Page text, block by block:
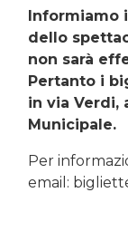
Informiamo
dello
non sarà
Pertanto i
in via Verdi,
Municipale.
Per
email: